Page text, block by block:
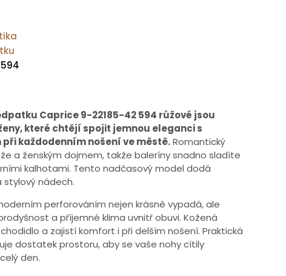
Caprice 9-22185-42 594 růžové jsou
které chtějí spojit jemnou eleganci s
každodenním nošení ve městě.Romantický
a ženským dojmem, takže baleríny snadno sladíte
kalhotami. Tento nadčasový model dodá
nádech.
perforováním nejen krásně vypadá, ale
a příjemné klima uvnitř obuvi. Kožená
a zajistí komfort i při delším nošení. Praktická
dostatek prostoru, aby se vaše nohy cítily
den.